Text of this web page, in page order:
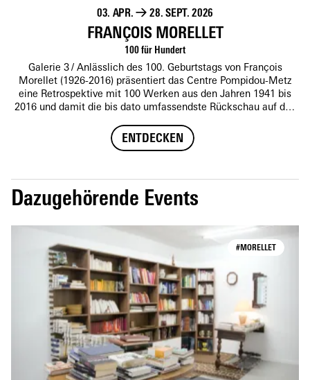
03. APR. → 28. SEPT. 2026
FRANÇOIS MORELLET
100 für Hundert
Galerie 3
Anlässlich des 100. Geburtstags von François
Morellet (1926-2016) präsentiert das Centre Pompidou-Metz
eine Retrospektive mit 100 Werken aus den Jahren 1941 bis
2016 und damit die bis dato umfassendste Rückschau auf das
ENTDECKEN
Dazugehörende Events
#MORELLET